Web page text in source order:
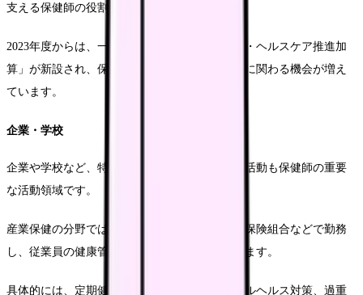
支える保健師の役割は重要です。
2023年度からは、一部の診療所で「プライマリ・ヘルスケア推進加
算」が新設され、保健師が健康増進や予防活動に関わる機会が増え
ています。
企業・学校
企業や学校など、特定の集団を対象とした保健活動も保健師の重要
な活動領域です。
産業保健の分野では、企業の健康管理室や健康保険組合などで勤務
し、従業員の健康管理や職場環境改善を担当します。
具体的には、定期健康診断の事後指導、メンタルヘルス対策、過重